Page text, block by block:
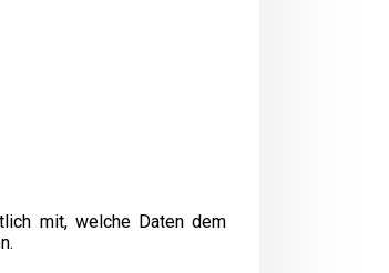
mit, welche Daten dem